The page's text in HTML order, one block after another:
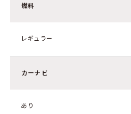
燃料
レギュラー
カーナビ
あり